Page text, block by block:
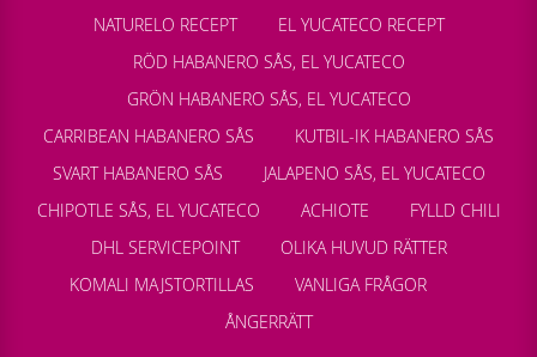
NATURELO RECEPT
EL YUCATECO RECEPT
RÖD HABANERO SÅS, EL YUCATECO
GRÖN HABANERO SÅS, EL YUCATECO
CARRIBEAN HABANERO SÅS
KUTBIL-IK HABANERO SÅS
SVART HABANERO SÅS
JALAPENO SÅS, EL YUCATECO
CHIPOTLE SÅS, EL YUCATECO
ACHIOTE
FYLLD CHILI
DHL SERVICEPOINT
OLIKA HUVUD RÄTTER
KOMALI MAJSTORTILLAS
VANLIGA FRÅGOR
ÅNGERRÄTT